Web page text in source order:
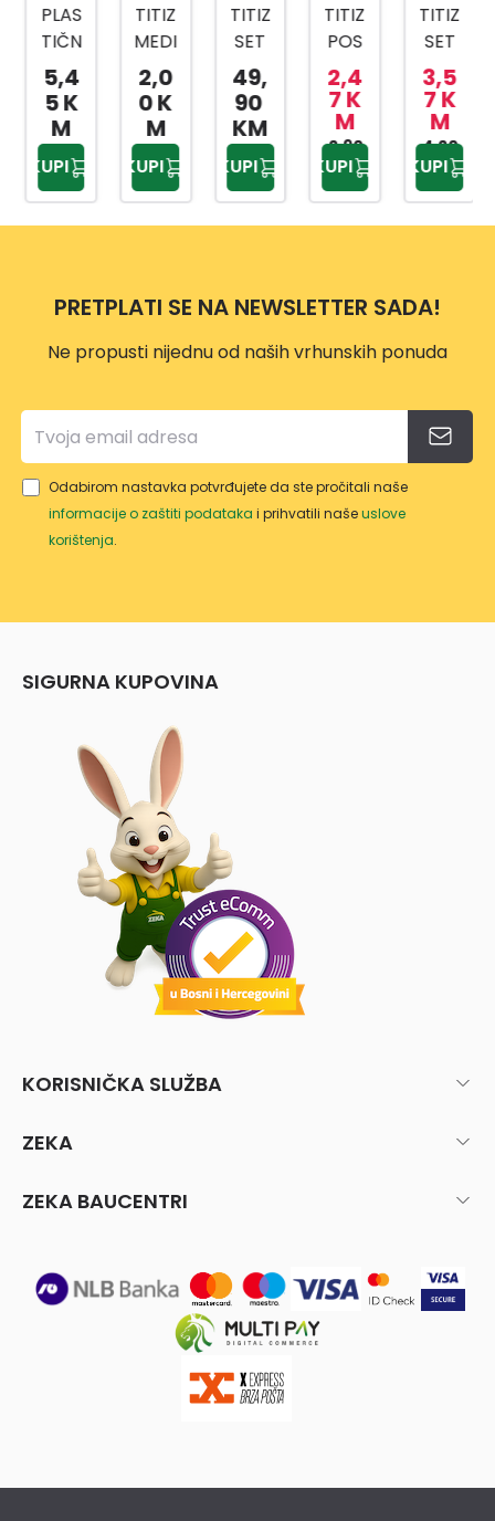
PLAS
TIČN
A
KANT
A SA
MET
ALNO
M
DRŠK
5,4
5 K
M
KUPI
TITIZ
MEDI
CINS
KI
BOX
AP-
9159
2,0
0 K
M
KUPI
TITIZ
SET
ZA
KUPA
TILO
PRIW
EX
TP-
557
49,
90
KM
KUPI
TITIZ
POS
UDA
ZA
BEBI
HRA
NU
500
ML
2,4
7 K
M
2,90
KM
KUPI
TITIZ
SET
ZA
SLAD
OLED
AP-
9425
3,5
7 K
M
4,20
KM
KUPI
PRETPLATI SE NA NEWSLETTER SADA!
Ne propusti nijednu od naših vrhunskih ponuda
Odabirom nastavka potvrđujete da ste pročitali naše
informacije o zaštiti podataka i prihvatili našeuslove
korištenja.
SIGURNA KUPOVINA
KORISNIČKA SLUŽBA
ZEKA
ZEKA BAUCENTRI